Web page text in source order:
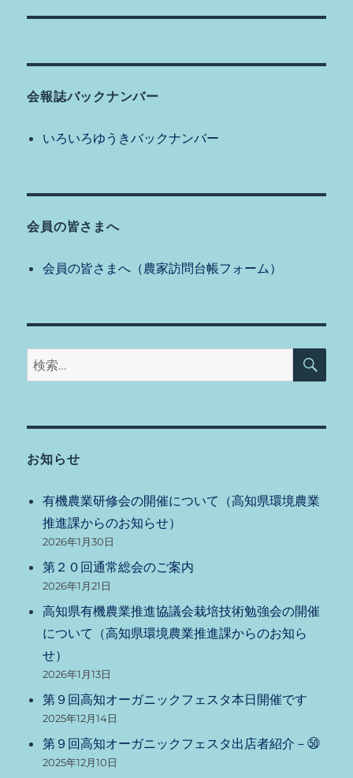
シ
ン
稿:
会報誌バックナンバー
いろいろゆうきバックナンバー
会員の皆さまへ
会員の皆さまへ（農家訪問台帳フォーム）
検
索:
検
お知らせ
有機農業研修会の開催について（高知県環境農業
推進課からのお知らせ）
2026年1月30日
第２０回通常総会のご案内
2026年1月21日
高知県有機農業推進協議会栽培技術勉強会の開催
について（高知県環境農業推進課からのお知ら
せ）
2026年1月13日
第９回高知オーガニックフェスタ本日開催です
2025年12月14日
第９回高知オーガニックフェスタ出店者紹介－㊿
2025年12月10日